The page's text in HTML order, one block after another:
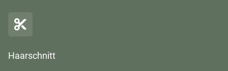
Haarschnitt